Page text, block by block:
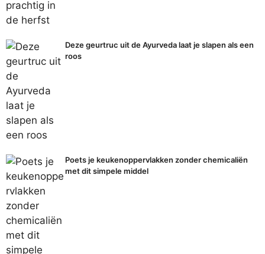
Deze geurtruc uit de Ayurveda laat je slapen als een
roos
Poets je keukenoppervlakken zonder chemicaliën
met dit simpele middel